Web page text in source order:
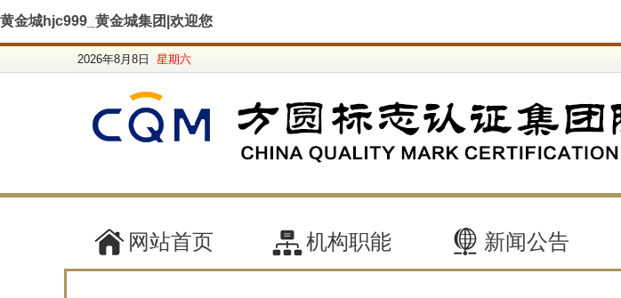
黄金城hjc999_黄金城集团|欢迎您
2026年8月8日 星期六
网站首页 机构职能 新闻公告